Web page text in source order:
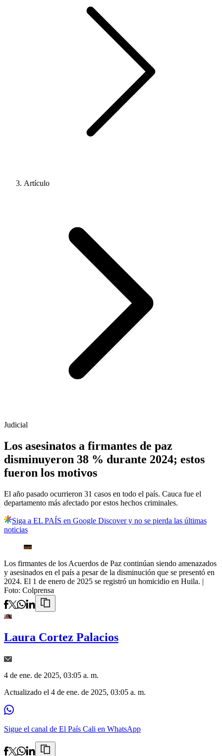
Artículo
Judicial
Los asesinatos a firmantes de paz
disminuyeron 38 % durante 2024; estos
fueron los motivos
El año pasado ocurrieron 31 casos en todo el país. Cauca fue el
departamento más afectado por estos hechos criminales.
Siga a EL PAÍS en Google Discover y no se pierda las últimas
noticias
Los firmantes de los Acuerdos de Paz continúan siendo amenazados
y asesinados en el país a pesar de la disminución que se presentó en
2024. El 1 de enero de 2025 se registró un homicidio en Huila. |
Foto: Colprensa
Laura Cortez Palacios
4 de ene. de 2025, 03:05 a. m.
Actualizado el 4 de ene. de 2025, 03:05 a. m.
Sigue el canal de El País Cali en WhatsApp